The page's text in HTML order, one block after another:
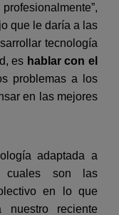
que le daría a las
tecnología
es hablar con el
problemas a los
en las mejores
adaptada a
cuales son las
en lo que
nuestro reciente